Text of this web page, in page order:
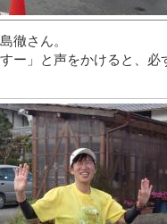
徹さん。
ー」と声をかけると、必